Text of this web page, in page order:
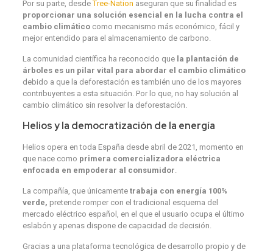
Por su parte, desdeTree-Nation aseguran que su finalidad es
proporcionar una solución esencial en la lucha contra el
cambio climático como mecanismo más económico, fácil y
mejor entendido para el almacenamiento de carbono.
La comunidad científica ha reconocido que la plantación de
árboles es un pilar vital para abordar el cambio climático
debido a que la deforestación es también uno de los mayores
contribuyentes a esta situación. Por lo que, no hay solución al
cambio climático sin resolver la deforestación.
Helios y la democratización de la energía
Helios opera en toda España desde abril de 2021, momento en
que nace como primera comercializadora eléctrica
enfocada en empoderar al consumidor
La compañía, que únicamentetrabaja con energía 100%
verde, pretende romper con el tradicional esquema del
mercado eléctrico español, en el que el usuario ocupa el último
eslabón y apenas dispone de capacidad de decisión.
Gracias a una plataforma tecnológica de desarrollo propio y de